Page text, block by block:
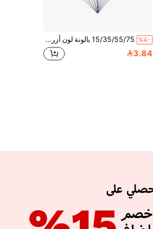
%4- 15/35/55/75 بالونة لون أزرق غامق، مقاس 5/10/12/18 بوصة، طقم بالونات قوس أزرق غامق، مناسب لحفل التخرج، الزفاف، الاجتماعات الرياضية، حفل استقبال المولود الجديد، حفلة عيد الميلاد، حفلة عروس
3.84